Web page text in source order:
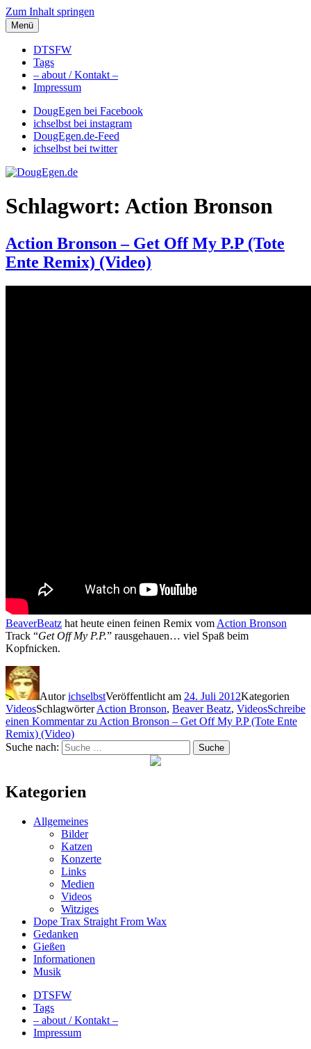
Zum Inhalt springen
DougEgen.de
Musik, Gedanken und Informationen / Ich bin Doug Egen!
Menü
DTSFW
Tags
– about / Kontakt –
Impressum
DougEgen bei Facebook
ichselbst bei instagram
DougEgen.de-Feed
ichselbst bei twitter
Schlagwort: Action Bronson
Action Bronson – Get Off My P.P (Tote
Ente Remix) (Video)
BeaverBeatz hat heute einen feinen Remix vom Action Bronson
Track “Get Off My P.P.” rausgehauen… viel Spaß beim
Kopfnicken.
AutorichselbstVeröffentlicht am 24. Juli 2012Kategorien
VideosSchlagwörterAction Bronson, Beaver Beatz, VideosSchreibe
einen Kommentarzu Action Bronson – Get Off My P.P (Tote Ente
Remix) (Video)
Suche nach:
Suche
Kategorien
Allgemeines
Bilder
Katzen
Konzerte
Links
Medien
Videos
Witziges
Dope Trax Straight From Wax
Gedanken
Gießen
Informationen
Musik
DTSFW
Tags
– about / Kontakt –
Impressum